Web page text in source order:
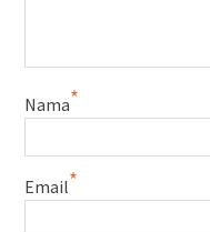
Nama*
Email*